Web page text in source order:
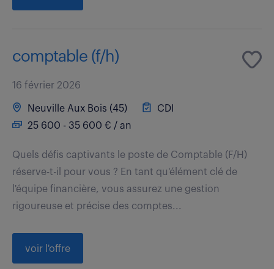
comptable (f/h)
16 février 2026
Neuville Aux Bois (45)
CDI
25 600 - 35 600 € / an
Quels défis captivants le poste de Comptable (F/H)
réserve-t-il pour vous ? En tant qu'élément clé de
l'équipe financière, vous assurez une gestion
rigoureuse et précise des comptes...
voir l'offre